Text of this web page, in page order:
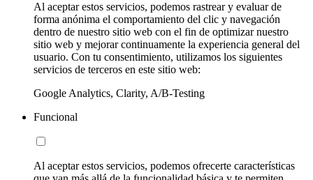
Al aceptar estos servicios, podemos rastrear y evaluar de
forma anónima el comportamiento del clic y navegación
dentro de nuestro sitio web con el fin de optimizar nuestro
sitio web y mejorar continuamente la experiencia general del
usuario. Con tu consentimiento, utilizamos los siguientes
servicios de terceros en este sitio web:
Google Analytics, Clarity, A/B-Testing
Funcional
Al aceptar estos servicios, podemos ofrecerte características